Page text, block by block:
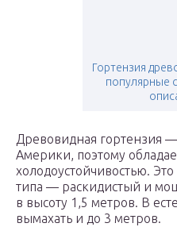
Гортензия
популярные
Древовидная гортензия
Америки, поэтому
холодоустойчивостью.
типа — раскидистый и
в высоту 1,5 метров. В
вымахать и до 3 метров.